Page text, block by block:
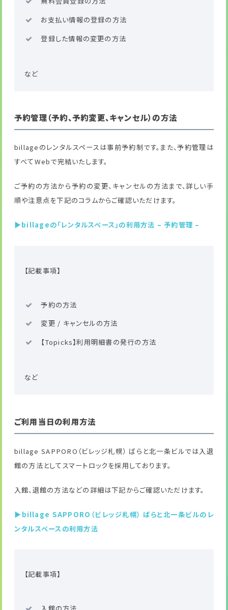
お支払い情報の登録の方法
登録した情報の変更の方法
など
予約管理（予約、予約変更、キャンセル）の方法
billageのレンタルスペースは事前予約制です。また、予約管理は
すべてWebで完結いたします。
ご予約の方法から予約の変更、キャンセルの方法まで、詳しい手
順や注意点を下記のコラムからご確認いただけます。
▶billageの「レンタルスペース」の利用方法 – 予約管理 –
【記載事項】
予約の方法
変更 / キャンセルの方法
【Topicks】利用明細書の発行の方法
など
ご利用当日の利用方法
billage SAPPORO（ビレッジ札幌） ばらと北一条ビルでは入退
館の方法としてスマートロックを採用しております。
入館、退館の方法などの詳細は下記からご確認いただけます。
▶billage SAPPORO（ビレッジ札幌） ばらと北一条ビルのレ
ンタルスペースの利用方法
【記載事項】